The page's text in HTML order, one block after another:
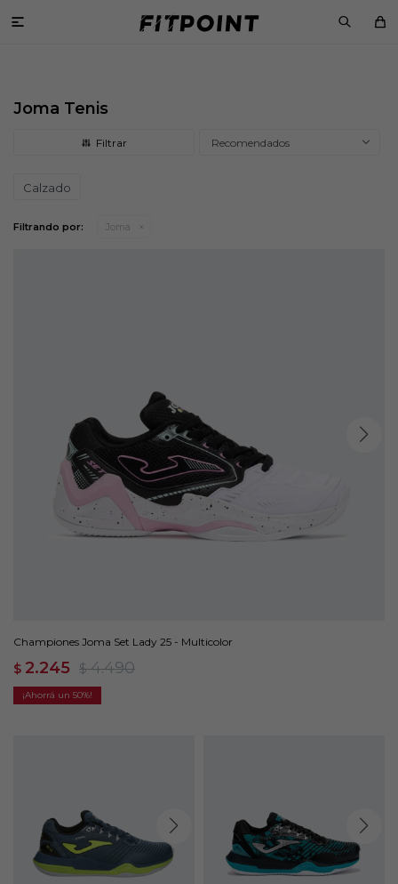

Joma Tenis
Recomendados
Calzado
Filtrando por: Joma
Championes Joma Set Lady 25 - Multicolor
$ 2.245 $ 4.490
50